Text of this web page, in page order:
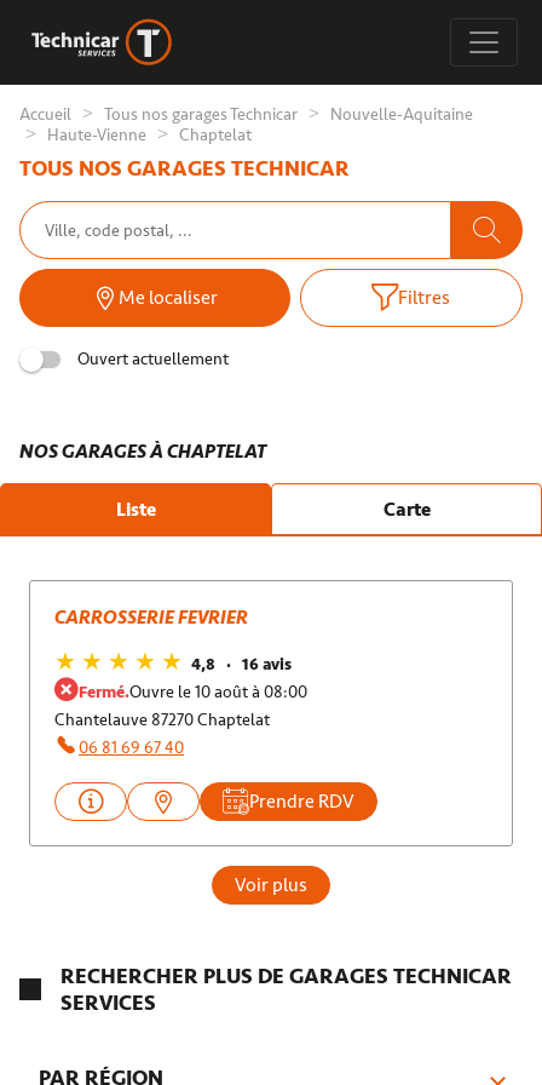
Accueil Tous nos garages Technicar
Nouvelle-Aquitaine
Haute-Vienne
Chaptelat
TOUS NOS GARAGES TECHNICAR
Me localiser Filtres
Ouvert actuellement
NOS GARAGES À CHAPTELAT
Liste Carte
CARROSSERIE FEVRIER
4,8
16 avis
Fermé.Ouvre le 10 août à 08:00
Chantelauve 87270 Chaptelat
06 81 69 67 40
Prendre RDV
Voir plus
RECHERCHER PLUS DE GARAGES TECHNICAR
SERVICES
PAR RÉGION